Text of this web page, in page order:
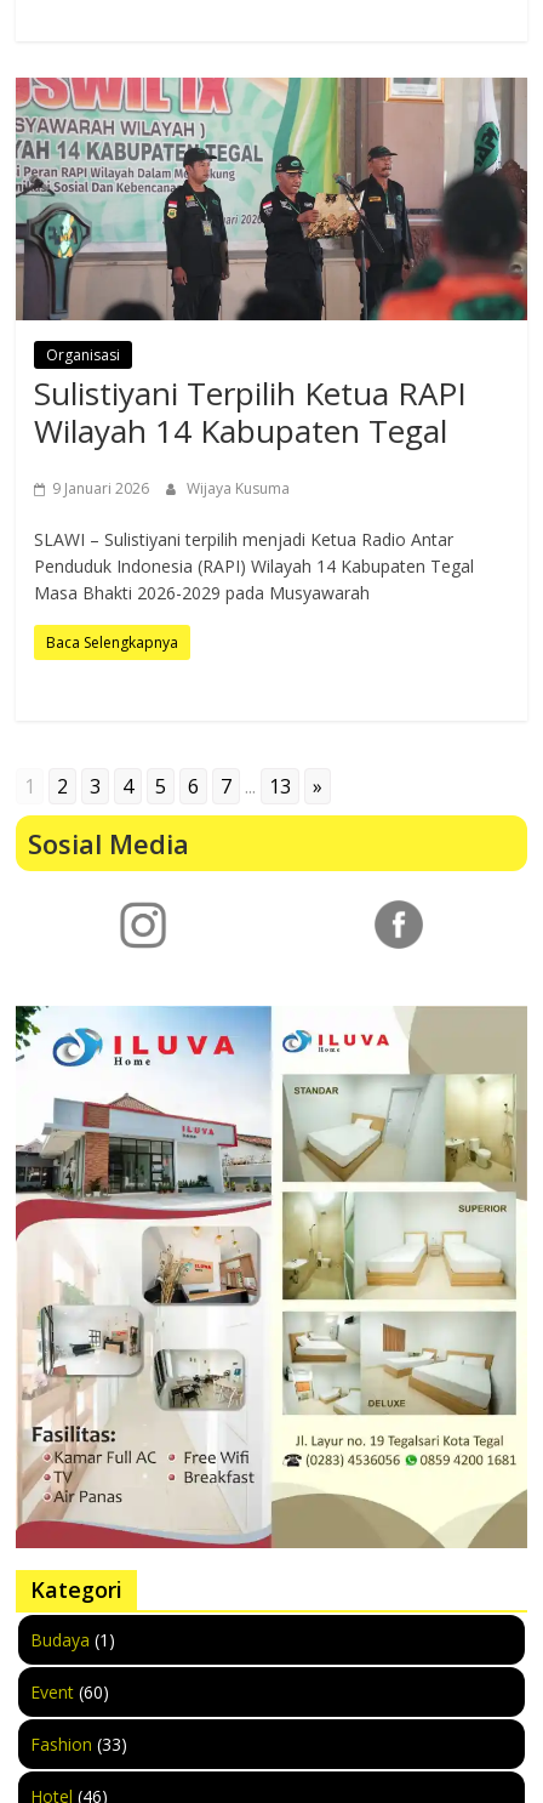
Organisasi
Sulistiyani Terpilih Ketua RAPI
Wilayah 14 Kabupaten Tegal
9 Januari 2026 Wijaya Kusuma
SLAWI – Sulistiyani terpilih menjadi Ketua Radio Antar
Penduduk Indonesia (RAPI) Wilayah 14 Kabupaten Tegal
Masa Bhakti 2026-2029 pada Musyawarah
Baca Selengkapnya
1 2 3 4 5 6 7 ... 13 »
Sosial Media
Kategori
Budaya (1)
Event (60)
Fashion (33)
Hotel (46)